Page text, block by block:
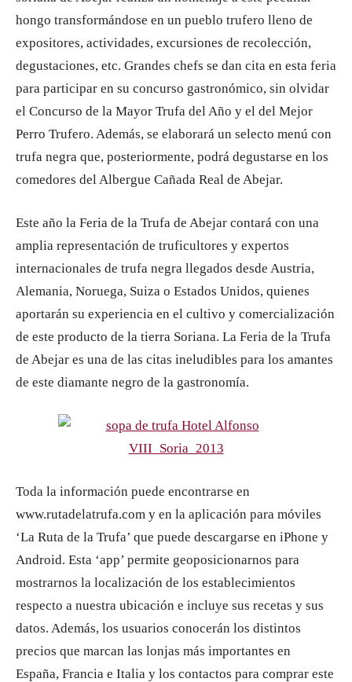
hongo transformándose en un pueblo trufero lleno de
expositores, actividades, excursiones de recolección,
degustaciones, etc. Grandes chefs se dan cita en esta feria
para participar en su concurso gastronómico, sin olvidar
el Concurso de la Mayor Trufa del Año y el del Mejor
Perro Trufero. Además, se elaborará un selecto menú con
trufa negra que, posteriormente, podrá degustarse en los
comedores del Albergue Cañada Real de Abejar.
Este año la Feria de la Trufa de Abejar contará con una
amplia representación de truficultores y expertos
internacionales de trufa negra llegados desde Austria,
Alemania, Noruega, Suiza o Estados Unidos, quienes
aportarán su experiencia en el cultivo y comercialización
de este producto de la tierra Soriana. La Feria de la Trufa
de Abejar es una de las citas ineludibles para los amantes
de este diamante negro de la gastronomía.
Toda la información puede encontrarse en
www.rutadelatrufa.com y en la aplicación para móviles
‘La Ruta de la Trufa’ que puede descargarse en iPhone y
Android. Esta ‘app’ permite geoposicionarnos para
mostrarnos la localización de los establecimientos
respecto a nuestra ubicación e incluye sus recetas y sus
datos. Además, los usuarios conocerán los distintos
precios que marcan las lonjas más importantes en
España, Francia e Italia y los contactos para comprar este